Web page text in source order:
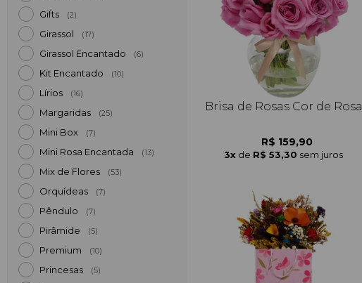
Gifts (2)
Girassol (17)
Girassol Encantado (6)
Kit Encantado (10)
Lírios (16)
Margaridas (25)
Mini Box (7)
Mini Rosa Encantada (13)
Mix de Flores (53)
Orquídeas (7)
Pêndulo (7)
Pirâmide (5)
Premium (10)
Princesas (5)
Brisa de Rosas Cor de Rosa
R$ 159,90
3x de R$ 53,30 sem juros